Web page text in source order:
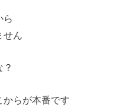
ら
せん
からが本番です